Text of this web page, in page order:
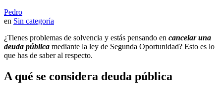
Pedro
en Sin categoría
¿Tienes problemas de solvencia y estás pensando en cancelar una
deuda pública mediante la ley de Segunda Oportunidad? Esto es lo
que has de saber al respecto.
A qué se considera deuda pública